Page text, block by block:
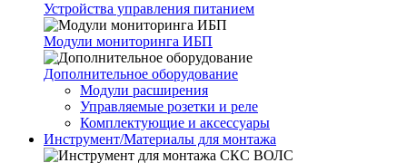
Устройства управления питанием
Модули мониторинга ИБП
Дополнительное оборудование
Модули расширения
Управляемые розетки и реле
Комплектующие и аксессуары
Инструмент/Материалы для монтажа